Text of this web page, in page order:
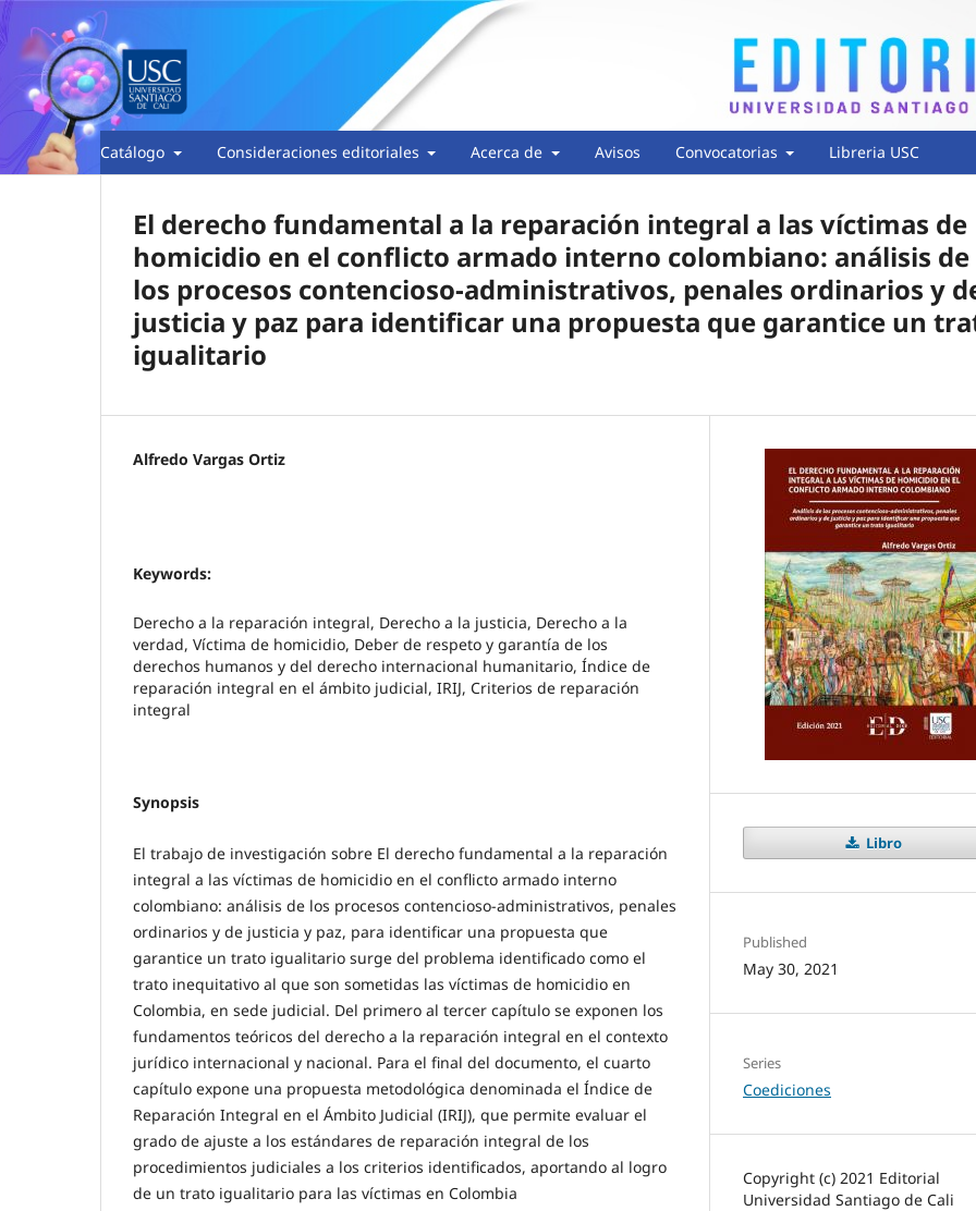
Catálogo Consideraciones editoriales Acerca de Avisos Convocatorias Libreria USC
El derecho fundamental a la reparación integral a las víctimas de
homicidio en el conflicto armado interno colombiano: análisis de
los procesos contencioso-administrativos, penales ordinarios y
justicia y paz para identificar una propuesta que garantice un
igualitario
Alfredo Vargas Ortiz
Keywords:
Derecho a la reparación integral, Derecho a la justicia, Derecho a la
verdad, Víctima de homicidio, Deber de respeto y garantía de los
derechos humanos y del derecho internacional humanitario, Índice de
reparación integral en el ámbito judicial, IRIJ, Criterios de reparación
integral
Synopsis
El trabajo de investigación sobre El derecho fundamental a la reparación
integral a las víctimas de homicidio en el conflicto armado interno
colombiano: análisis de los procesos contencioso-administrativos, penales
ordinarios y de justicia y paz, para identificar una propuesta que
garantice un trato igualitario surge del problema identificado como el
trato inequitativo al que son sometidas las víctimas de homicidio en
Colombia, en sede judicial. Del primero al tercer capítulo se exponen los
fundamentos teóricos del derecho a la reparación integral en el contexto
jurídico internacional y nacional. Para el final del documento, el cuarto
capítulo expone una propuesta metodológica denominada el Índice de
Reparación Integral en el Ámbito Judicial (IRIJ), que permite evaluar el
grado de ajuste a los estándares de reparación integral de los
procedimientos judiciales a los criterios identificados, aportando al logro
de un trato igualitario para las víctimas en Colombia
Libro
Published
May 30, 2021
Series
Coediciones
Copyright (c) 2021 Editorial
Universidad Santiago de Cali